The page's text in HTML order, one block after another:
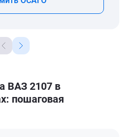
ВАЗ 2107 в
пошаговая